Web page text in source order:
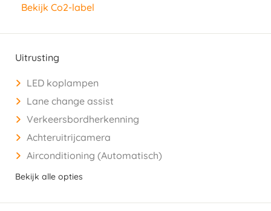
Bekijk Co2-label
Uitrusting
LED koplampen
Lane change assist
Verkeersbordherkenning
Achteruitrijcamera
Airconditioning (Automatisch)
Bekijk alle opties